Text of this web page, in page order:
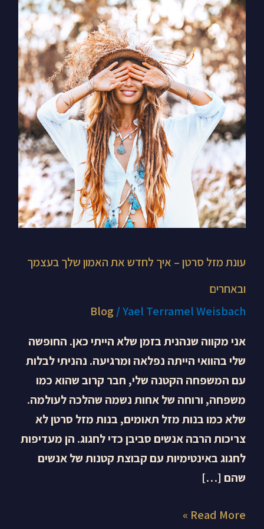
עונת מזל סרטן – איך לחדש את האמון שלך בעצמך
ובאחרים
Blog /Yael Terramel Weisbach
אני מקווה שנהנית בזמן שלא הייתי כאן. החופשה
שלי בהוואי הייתה נפלאה ומרגיעה. נהניתי לבלות
עם המשפחה הקטנה שלי, חבר קרוב שהוא כמו
משפחה, ורוחה של אחות נשמה שהלכה לעולמה.
שלא כמו בנות מזל תאומים, בנות מזל סרטן לא
צריכות הרבה אנשים סביבן כדי לחגוג. הן מעדיפות
לחגוג באינטימיות עם קבוצת קטנות של אנשים
שהם […]
עונת
מזל
סרטן
–
איך
לחדש
את
האמון
שלך
בעצמך
ובאחרים
Read More »